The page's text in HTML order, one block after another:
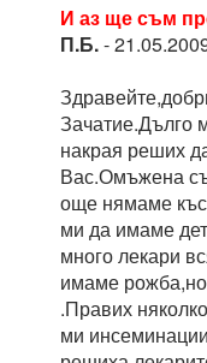
И аз ще съм
П.Б.-
Зачатие.Дълго
накрая реших
Вас.Омъжена
още нямаме
ми да имаме
много лекари
имаме рожба,но
.Правих
ми